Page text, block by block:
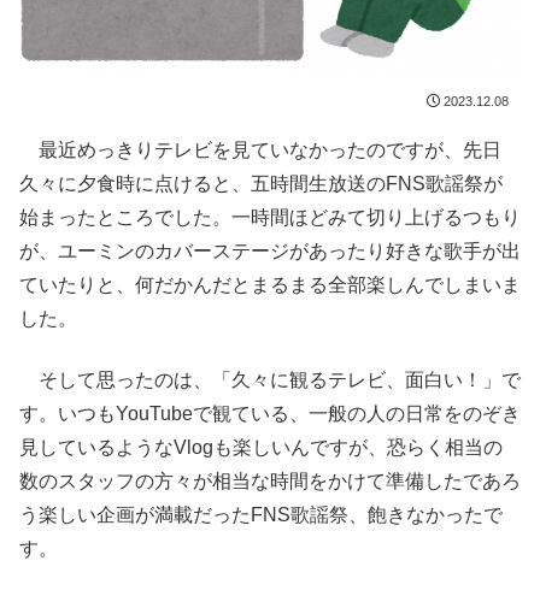
2023.12.08
最近めっきりテレビを見ていなかったのですが、先日
久々に夕食時に点けると、五時間生放送のFNS歌謡祭が
始まったところでした。一時間ほどみて切り上げるつもり
が、ユーミンのカバーステージがあったり好きな歌手が出
ていたりと、何だかんだとまるまる全部楽しんでしまいま
した。
そして思ったのは、「久々に観るテレビ、面白い！」で
す。いつもYouTubeで観ている、一般の人の日常をのぞき
見しているようなVlogも楽しいんですが、恐らく相当の
数のスタッフの方々が相当な時間をかけて準備したであろ
う楽しい企画が満載だったFNS歌謡祭、飽きなかったで
す。